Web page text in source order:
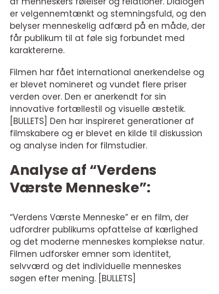
er velgennemtænkt og stemningsfuld, og den
belyser menneskelig adfærd på en måde, der
får publikum til at føle sig forbundet med
karaktererne.
Filmen har fået international anerkendelse og
er blevet nomineret og vundet flere priser
verden over. Den er anerkendt for sin
innovative fortællestil og visuelle æstetik.
[BULLETS] Den har inspireret generationer af
filmskabere og er blevet en kilde til diskussion
og analyse inden for filmstudier.
Analyse af “Verdens
Værste Menneske”:
“Verdens Værste Menneske” er en film, der
udfordrer publikums opfattelse af kærlighed
og det moderne menneskes komplekse natur.
Filmen udforsker emner som identitet,
selvværd og det individuelle menneskes
søgen efter mening. [BULLETS]